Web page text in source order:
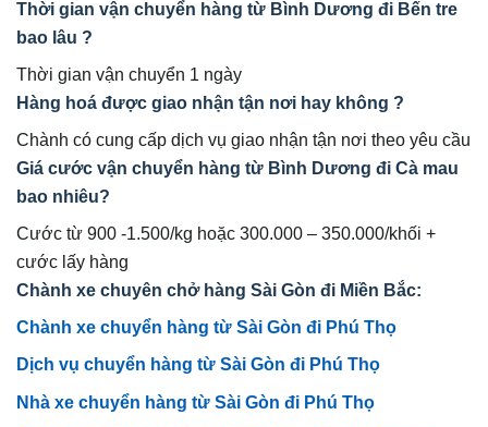
Thời gian vận chuyển hàng từ Bình Dương đi Bến tre
bao lâu ?
Thời gian vận chuyển 1 ngày
Hàng hoá được giao nhận tận nơi hay không ?
Chành có cung cấp dịch vụ giao nhận tận nơi theo yêu cầu
Giá cước vận chuyển hàng từ Bình Dương đi Cà mau
bao nhiêu?
Cước từ 900 -1.500/kg hoặc 300.000 – 350.000/khối +
cước lấy hàng
Chành xe chuyên chở hàng Sài Gòn đi Miền Bắc:
Chành xe chuyển hàng từ Sài Gòn đi Phú Thọ
Dịch vụ chuyển hàng từ Sài Gòn đi Phú Thọ
Nhà xe chuyển hàng từ Sài Gòn đi Phú Thọ